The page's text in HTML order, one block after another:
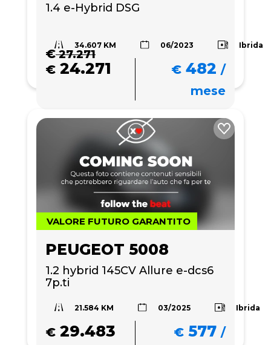
1.4 e-Hybrid DSG
34.607 KM 06/2023 Ibrida
€27.271
€ 24.271 € 482 /
mese
VALORE FUTURO GARANTITO
PEUGEOT 5008
1.2 hybrid 145CV Allure e-dcs6
7p.ti
21.584 KM 03/2025 Ibrida
€ 29.483 € 577 /